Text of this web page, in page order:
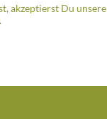
akzeptierst Du unsere